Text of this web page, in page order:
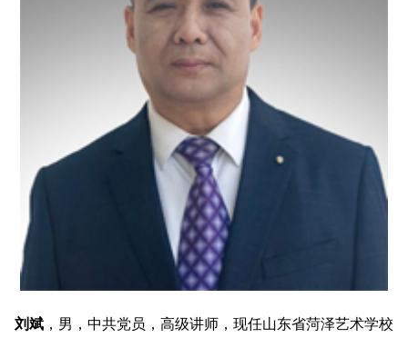
刘斌 ，男，中共党员，高级讲师，现任山东省菏泽艺术学校